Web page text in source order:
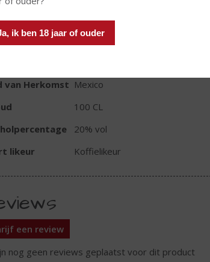
ik ben 18 jaar of ouder
van Herkomst Mexico
100 CL
20% vol
likeur
Koffielikeur
een review
nog geen reviews geplaatst voor dit product